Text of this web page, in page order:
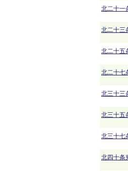
北二十一
北二十三
北二十五
北二十七
北三十三
北三十五
北三十七
北四十条